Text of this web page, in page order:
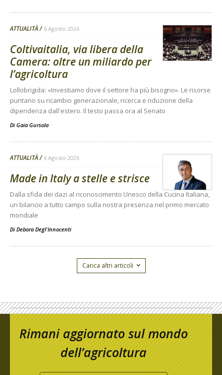
ATTUALITÀ 6 Agosto 2026
Coltivaitalia, via libera della
Camera: oltre un miliardo per
l’agricoltura
Lollobrigida: «Investiamo dove il settore ha più bisogno». Le risorse
puntano su ricambio generazionale, ricerca e riduzione della
dipendenza dall'estero. Il testo passa ora al Senato
Di Gaia Gursola
ATTUALITÀ 6 Agosto 2026
Made in Italy a stelle e strisce
Dalla sfida dei dazi al riconoscimento Unesco della Cucina Italiana,
un bilancio a tutto campo sulla nostra presenza nel primo mercato
mondiale
Di Debora Degl'Innocenti
Carica altri articoli
Rimani aggiornato sul mondo
dell’agricoltura